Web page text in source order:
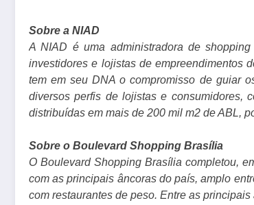
Sobre a NIAD
A NIAD é uma administradora de
investidores e lojistas de empreendimentos
tem em seu DNA o compromisso de guiar
diversos perfis de lojistas e consumidores,
distribuídas em mais de 200 mil m2 de ABL,
Sobre o Boulevard Shopping Brasília
O Boulevard Shopping Brasília completou,
com as principais âncoras do país, amplo
com restaurantes de peso. Entre as